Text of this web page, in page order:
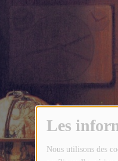
Les
Nous utilisons des